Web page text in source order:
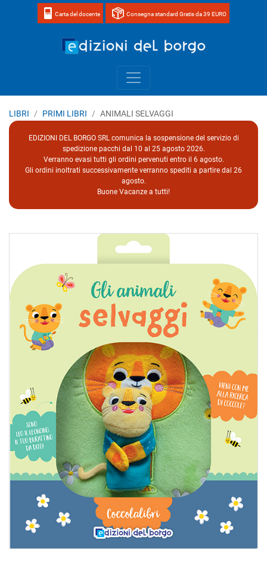
Carta del docente Consegna standard Gratis da 39 EURO
LIBRI PRIMI LIBRI ANIMALI SELVAGGI
EDIZIONI DEL BORGO SRL comunica la sospensione del servizio di
spedizione pacchi dal 10 al 25 agosto 2026.
Verranno evasi tutti gli ordini pervenuti entro il 6 agosto.
Gli ordini inoltrati successivamente verranno spediti a partire dal 26
agosto.
Buone Vacanze a tutti!